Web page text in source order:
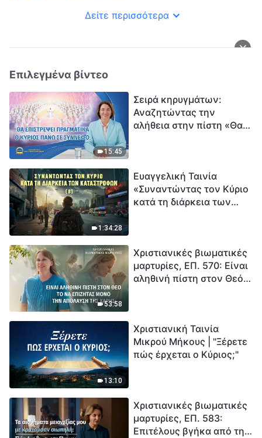
Δείτε περισσότερα
Επιλεγμένα βίντεο
15:45
Σειρά κηρυγμάτων:
Αναζητώντας την
αλήθεια στην πίστη «Θα
1:34:28
Ευαγγελική Ταινία
«Συναντώντας τον Κύριο
κατά τη διάρκεια των
εξαφάνισης». Οι
καταστροφές χτυπούν.
Ξεκινά η αντίστροφη
53:58
Χριστιανικές βιωματικές
μαρτυρίες, ΕΠ. 570: Είναι
αληθινή πίστη στον Θεό
13:10
Χριστιανική Ταινία
Μικρού Μήκους | "Ξέρετε
πώς έρχεται ο Κύριος;"
Χριστιανικές βιωματικές
μαρτυρίες, ΕΠ. 583:
Επιτέλους βγήκα από τη